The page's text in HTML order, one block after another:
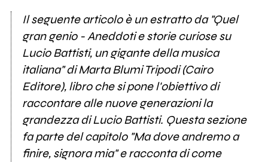
Il seguente articolo è un estratto da "Quel
gran genio - Aneddoti e storie curiose su
Lucio Battisti, un gigante della musica
italiana" di Marta Blumi Tripodi (Cairo
Editore), libro che si pone l'obiettivo di
raccontare alle nuove generazioni la
grandezza di Lucio Battisti. Questa sezione
fa parte del capitolo "Ma dove andremo a
finire, signora mia" e racconta di come